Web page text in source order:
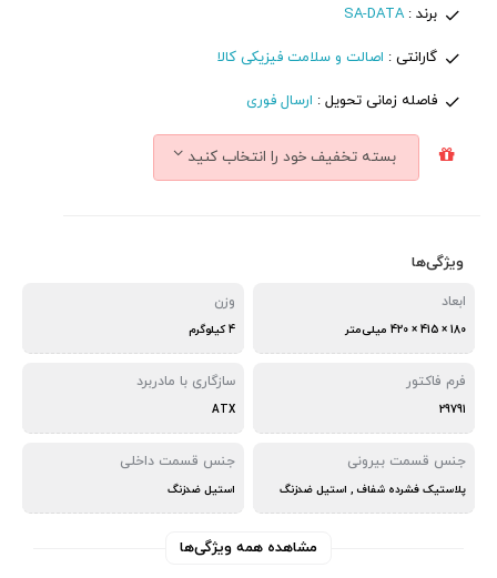
برند :SA-DATA
گارانتی : اصالت و سلامت فیزیکی کالا
فاصله زمانی تحویل : ارسال فوری
بسته تخفیف خود را انتخاب کنید
ویژگی‌ها
ابعاد
180 × 415 × 420 میلی‌متر
وزن
4 کیلوگرم
فرم فاکتور
29791
سازگاری با مادربرد
ATX
جنس قسمت بیرونی
پلاستیک فشرده شفاف , استیل ضدزنگ
جنس قسمت داخلی
استیل ضدزنگ
مشاهده همه ویژگی‌ها